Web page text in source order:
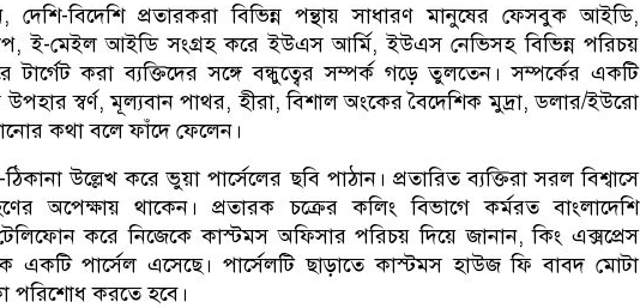
দেশি-বিদেশি প্রতারকরা বিভিন্ন পন্থায় সাধারণ মানুষের ফেসবুক আইডি,
ই-মেইল আইডি সংগ্রহ করে ইউএস আর্মি, ইউএস নেভিসহ বিভিন্ন পরিচয়
টার্গেট করা ব্যক্তিদের সঙ্গে বন্ধুত্বের সম্পর্ক গড়ে তুলতেন। সম্পর্কের একটি
উপহার স্বর্ণ, মূল্যবান পাথর, হীরা, বিশাল অংকের বৈদেশিক মুদ্রা, ডলার/ইউরো
কথা বলে ফাঁদে ফেলেন।
উল্লেখ করে ভুয়া পার্সেলের ছবি পাঠান। প্রতারিত ব্যক্তিরা সরল বিশ্বাসে
অপেক্ষায় থাকেন। প্রতারক চক্রের কলিং বিভাগে কর্মরত বাংলাদেশি
করে নিজেকে কাস্টমস অফিসার পরিচয় দিয়ে জানান, কিং এক্সপ্রেস
একটি পার্সেল এসেছে। পার্সেলটি ছাড়াতে কাস্টমস হাউজ ফি বাবদ মোটা
পরিশোধ করতে হবে।